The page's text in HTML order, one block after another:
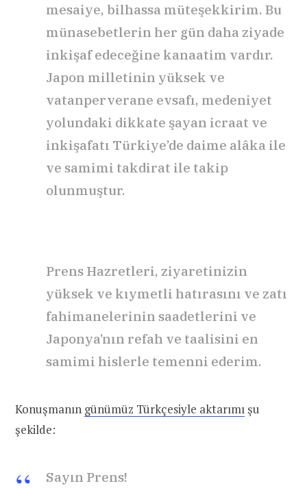
mesaiye, bilhassa müteşekkirim. Bu
münasebetlerin her gün daha ziyade
inkişaf edeceğine kanaatim vardır.
Japon milletinin yüksek ve
vatanperverane evsafı, medeniyet
yolundaki dikkate şayan icraat ve
inkişafatı Türkiye’de daime alâka ile
ve samimi takdirat ile takip
olunmuştur.
Prens Hazretleri, ziyaretinizin
yüksek ve kıymetli hatırasını ve zatı
fahimanelerinin saadetlerini ve
Japonya’nın refah ve taalisini en
samimi hislerle temenni ederim.
Konuşmanın günümüz Türkçesiyle aktarımı şu
şekilde:
Sayın Prens!